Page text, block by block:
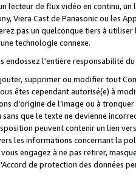
lecteur de flux vidéo en continu,
Viera Cast de Panasonic ou les
pas un quelconque tiers à
technologie connexe.
endossez l'entière responsabilité
supprimer ou modifier tout
êtes cependant autorisé(e) à
d’origine de l’image ou à
que le texte ne devienne
peuvent contenir un lien
les informations concernant la
engagez à ne pas retirer,
de protection des données